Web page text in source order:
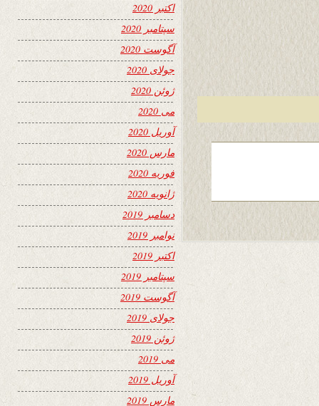
اکتبر 2020
سپتامبر 2020
آگوست 2020
جولای 2020
ژوئن 2020
می 2020
آوریل 2020
مارس 2020
فوریه 2020
ژانویه 2020
دسامبر 2019
نوامبر 2019
اکتبر 2019
سپتامبر 2019
آگوست 2019
جولای 2019
ژوئن 2019
می 2019
آوریل 2019
مارس 2019